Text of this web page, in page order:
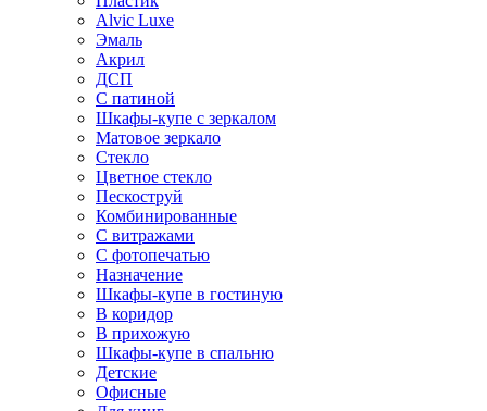
Alvic Luxe
Эмаль
Акрил
ДСП
С патиной
Шкафы-купе с зеркалом
Матовое зеркало
Стекло
Цветное стекло
Пескоструй
Комбинированные
С витражами
С фотопечатью
Назначение
Шкафы-купе в гостиную
В коридор
В прихожую
Шкафы-купе в спальню
Детские
Офисные